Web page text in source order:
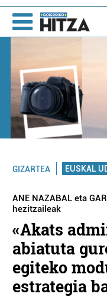
GIZARTEA EUSKAL
ANE NAZABAL eta
hezitzaileak
«Akats
abiatuta
egiteko
estrategia